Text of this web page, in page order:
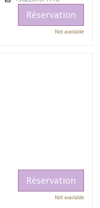
Réservation
Not available
Réservation
Not available